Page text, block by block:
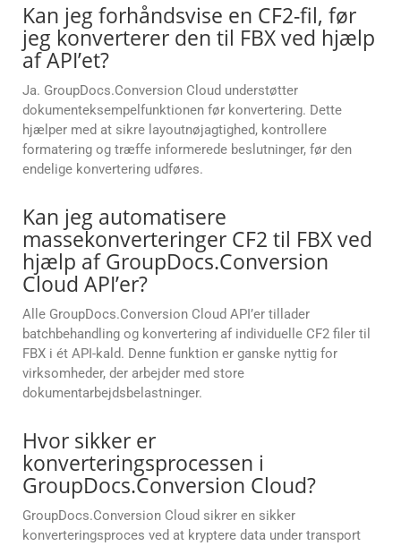
Kan jeg forhåndsvise en CF2-fil, før
jeg konverterer den til FBX ved hjælp
af API’et?
Ja. GroupDocs.Conversion Cloud understøtter
dokumenteksempelfunktionen før konvertering. Dette
hjælper med at sikre layoutnøjagtighed, kontrollere
formatering og træffe informerede beslutninger, før den
endelige konvertering udføres.
Kan jeg automatisere
massekonverteringer CF2 til FBX ved
hjælp af GroupDocs.Conversion
Cloud API’er?
Alle GroupDocs.Conversion Cloud API’er tillader
batchbehandling og konvertering af individuelle CF2 filer til
FBX i ét API-kald. Denne funktion er ganske nyttig for
virksomheder, der arbejder med store
dokumentarbejdsbelastninger.
Hvor sikker er
konverteringsprocessen i
GroupDocs.Conversion Cloud?
GroupDocs.Conversion Cloud sikrer en sikker
konverteringsproces ved at kryptere data under transport